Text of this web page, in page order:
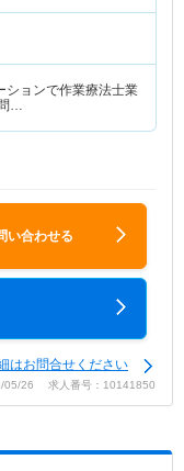
ションで作業療法士業
…
い合わせる
お問合せください
05/26 求人番号：10141850